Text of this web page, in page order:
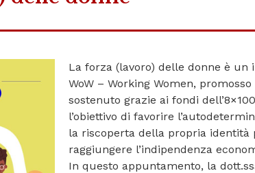
La forza (lavoro) delle donne è un
WoW – Working Women,
sostenuto grazie ai fondi
l’obiettivo di favorire
la riscoperta della propria identità
raggiungere l’indipendenza
In questo appuntamento, la